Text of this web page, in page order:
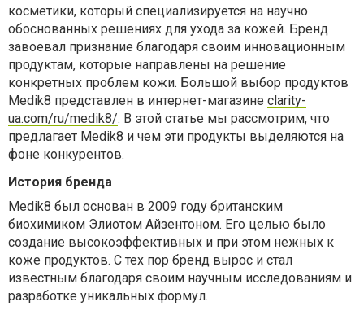
косметики, который специализируется на научно
обоснованных решениях для ухода за кожей. Бренд
завоевал признание благодаря своим инновационным
продуктам, которые направлены на решение
конкретных проблем кожи. Большой выбор продуктов
Medik8 представлен в интернет-магазине clarity-
ua.com/ru/medik8/. В этой статье мы рассмотрим, что
предлагает Medik8 и чем эти продукты выделяются на
фоне конкурентов.
История бренда
Medik8 был основан в 2009 году британским
биохимиком Элиотом Айзентоном. Его целью было
создание высокоэффективных и при этом нежных к
коже продуктов. С тех пор бренд вырос и стал
известным благодаря своим научным исследованиям и
разработке уникальных формул.